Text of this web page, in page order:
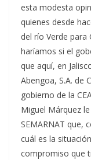
esta modesta
quienes desde
del río Verde
haríamos si el
que aquí, en
Abengoa, S.A. de
gobierno de la
Miguel Márquez
SEMARNAT que,
cuál es la
compromiso que